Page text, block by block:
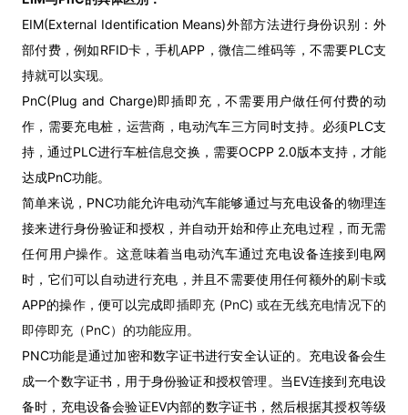
EIM(External Identification Means)外部方法进行身份识别：外
部付费，例如RFID卡，手机APP，微信二维码等，不需要PLC支
持就可以实现。
PnC(Plug and Charge)即插即充，不需要用户做任何付费的动
作，需要充电桩，运营商，电动汽车三方同时支持。必须PLC支
持，通过PLC进行车桩信息交换，需要OCPP 2.0版本支持，才能
达成PnC功能。
简单来说，PNC功能允许电动汽车能够通过与充电设备的物理连
接来进行身份验证和授权，并自动开始和停止充电过程，而无需
任何用户操作。这意味着当电动汽车通过充电设备连接到电网
时，它们可以自动进行充电，并且不需要使用任何额外的刷卡或
APP的操作，便可以完成即插即充 (PnC) 或在无线充电情况下的
即停即充（PnC）的功能应用。
PNC功能是通过加密和数字证书进行安全认证的。充电设备会生
成一个数字证书，用于身份验证和授权管理。当EV连接到充电设
备时，充电设备会验证EV内部的数字证书，然后根据其授权等级